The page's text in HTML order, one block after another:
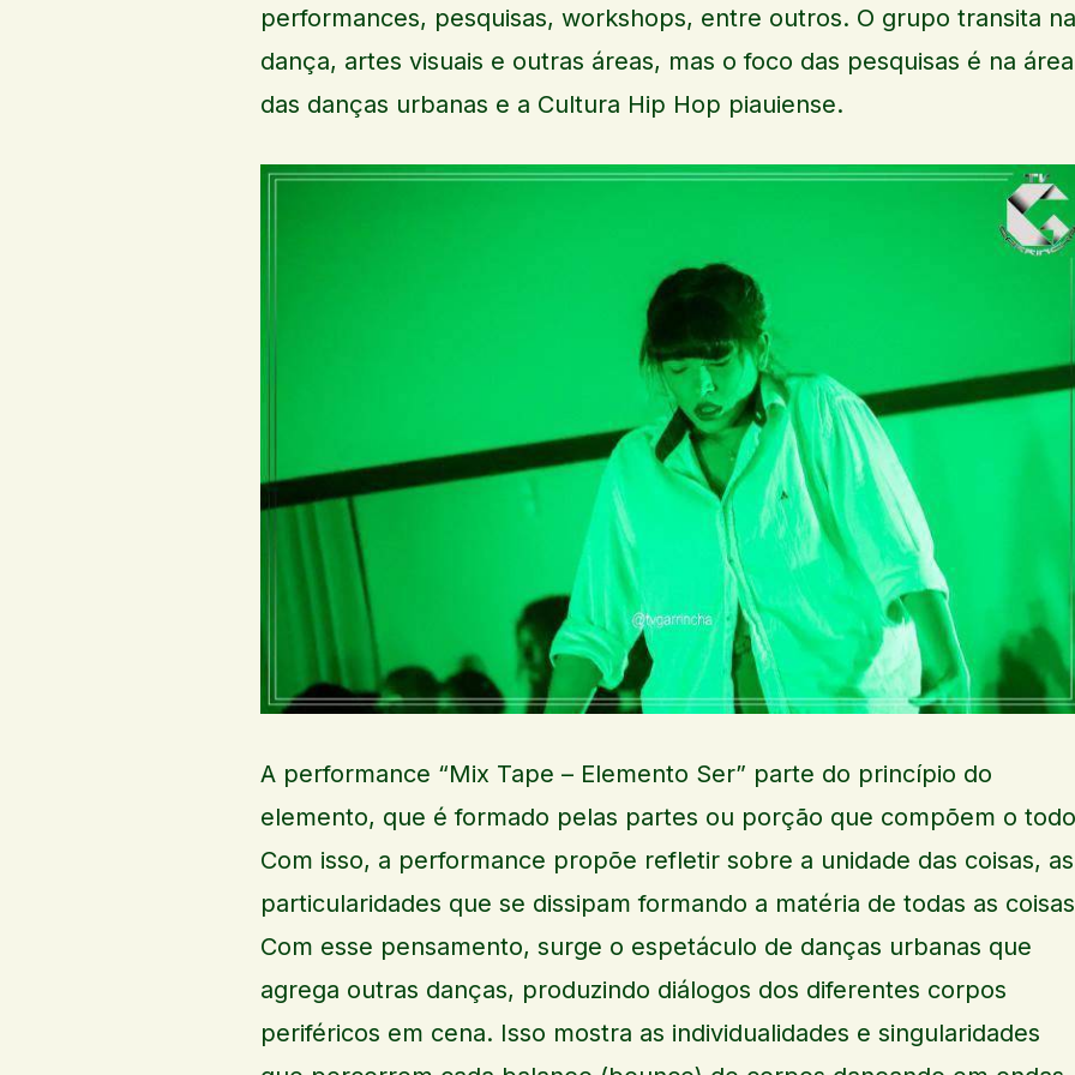
performances, pesquisas, workshops, entre outros. O grupo transita na
dança, artes visuais e outras áreas, mas o foco das pesquisas é na área
das danças urbanas e a Cultura Hip Hop piauiense.
A performance “Mix Tape – Elemento Ser” parte do princípio do
elemento, que é formado pelas partes ou porção que compõem o
Com isso, a performance propõe refletir sobre a unidade das coisas, as
particularidades que se dissipam formando a matéria de todas as
Com esse pensamento, surge o espetáculo de danças urbanas que
agrega outras danças, produzindo diálogos dos diferentes corpos
periféricos em cena. Isso mostra as individualidades e singularidades